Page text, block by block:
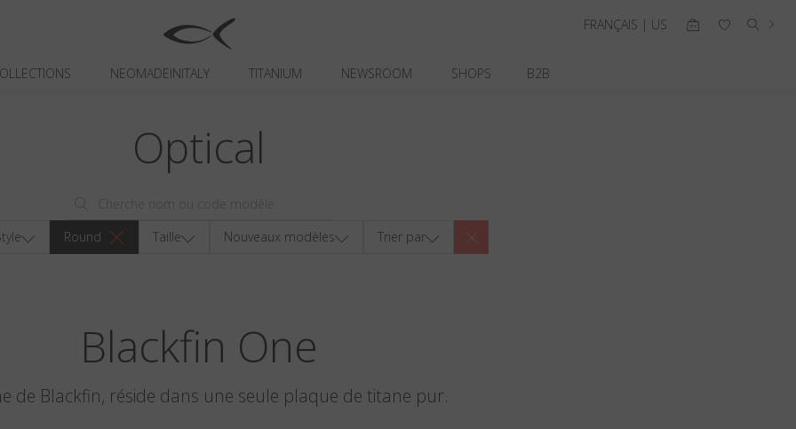
NEOMADEINITALY TITANIUM NEWSROOM SHOPS B2B
FRANÇAIS | US
Optical
Round Taille Nouveaux modèles Trier par
Blackfin One
de Blackfin, réside dans une seule plaque de titane pur.